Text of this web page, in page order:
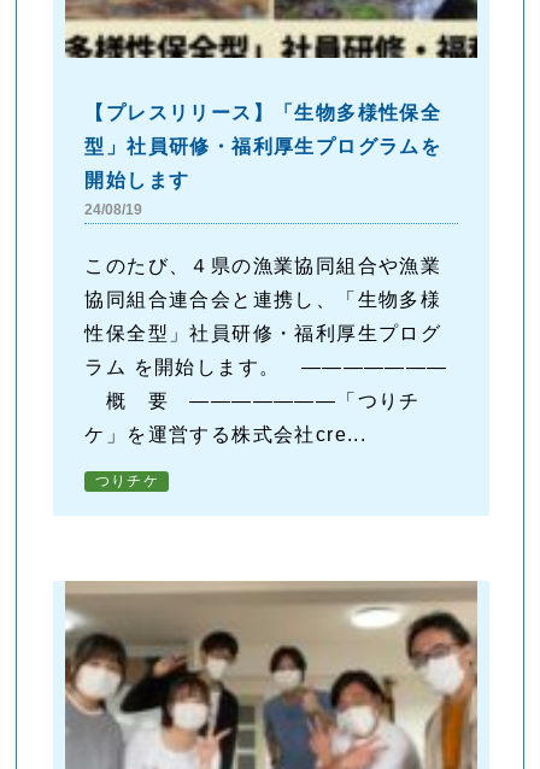
【プレスリリース】「生物多様性保全
型」社員研修・福利厚生プログラムを
開始します
24/08/19
このたび、４県の漁業協同組合や漁業
協同組合連合会と連携し、「生物多様
性保全型」社員研修・福利厚生プログ
ラム を開始します。 ―――――――
概 要 ―――――――「つりチ
ケ」を運営する株式会社cre...
つりチケ